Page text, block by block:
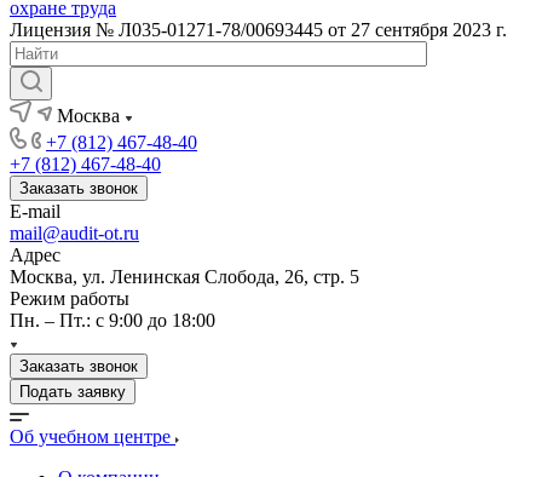
Лицензия № Л035-01271-78/00693445 от 27 сентября 2023 г.
Москва
+7 (812) 467-48-40
+7 (812) 467-48-40
Заказать звонок
E-mail
mail@audit-ot.ru
Адрес
Москва, ул. Ленинская Слобода, 26, стр. 5
Режим работы
Пн. – Пт.: с 9:00 до 18:00
Заказать звонок
Подать заявку
Об учебном центре